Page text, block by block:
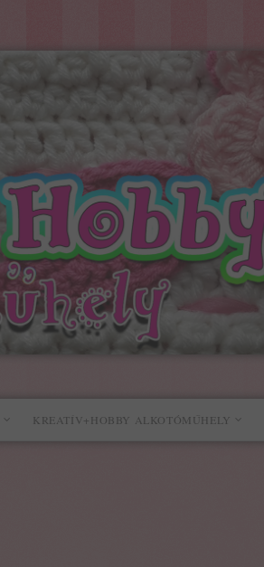
KREATÍV+HOBBY ALKOTÓMŰHELY